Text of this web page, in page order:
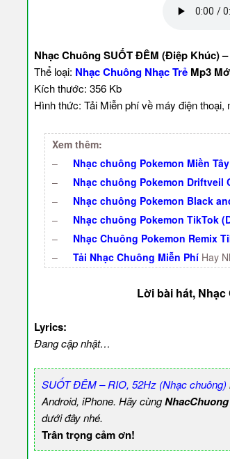
Nhạc Chuông SUỐT ĐÊM (Điệp Khúc) –
Thể loại: Nhạc Chuông Nhạc Trẻ Mp3
Kích thước: 356 Kb
Hình thức: Tải Miễn phí về máy điện thoại,
Xem thêm:
–
Nhạc chuông Pokemon Miền
–
Nhạc chuông Pokemon
–
Nhạc chuông Pokemon Black
–
Nhạc chuông Pokemon TikTok
–
Nhạc Chuông Pokemon Remix
–
Tải Nhạc Chuông Miễn Phí Hay
Lời bài hát, Nhạc
Lyrics:
Đang cập nhật…
SUỐT ĐÊM – RIO, 52Hz (Nhạc chuông)
Android, iPhone. Hãy cùng
dưới đây nhé.
Trân trọng cảm ơn!